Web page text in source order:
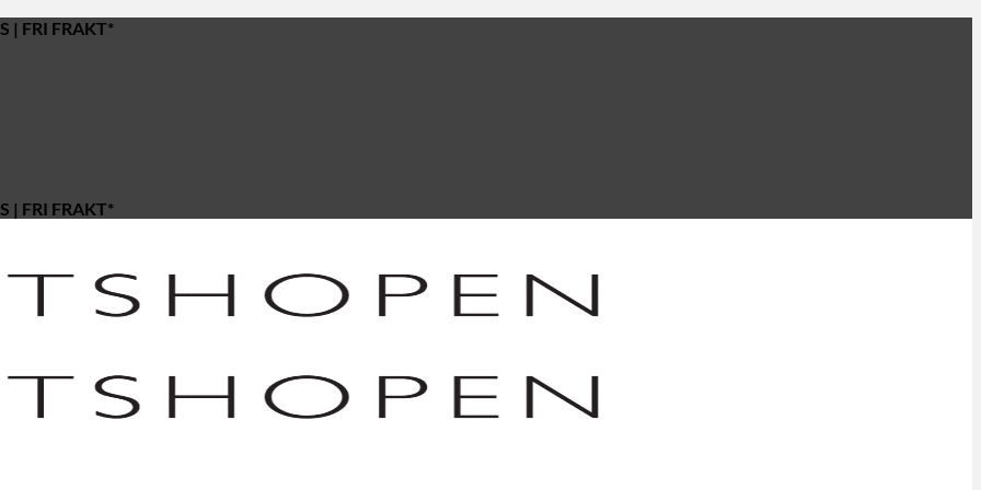
| FRI FRAKT*
| FRI FRAKT*